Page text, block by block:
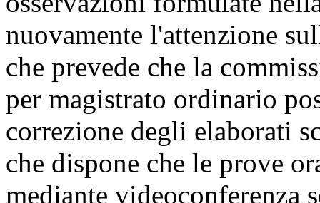
nuovamente l'attenzione
che prevede che la
per magistrato ordinario
correzione degli elaborati
che dispone che le prove
mediante videoconferenza